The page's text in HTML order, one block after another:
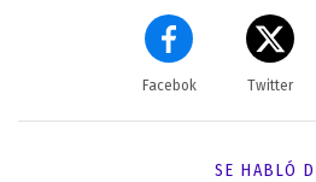
Facebok Twitter
SE HABLÓ